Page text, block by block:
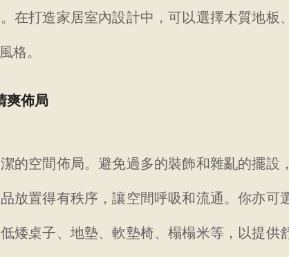
在打造家居室內設計中，可以選擇木質地板
格。
爽佈局
的空間佈局。避免過多的裝飾和雜亂的擺設
放置得有秩序，讓空間呼吸和流通。你亦可
矮桌子、地墊、軟墊椅、榻榻米等，以提供